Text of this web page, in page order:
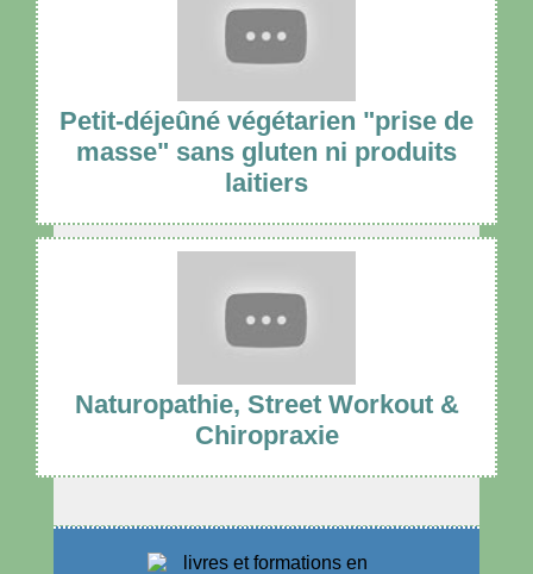
Petit-déjeûné végétarien "prise de
masse" sans gluten ni produits
laitiers
Naturopathie, Street Workout &
Chiropraxie